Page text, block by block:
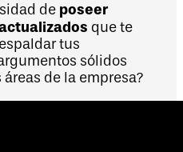
de poseer
que te
tus
sólidos
de la empresa?